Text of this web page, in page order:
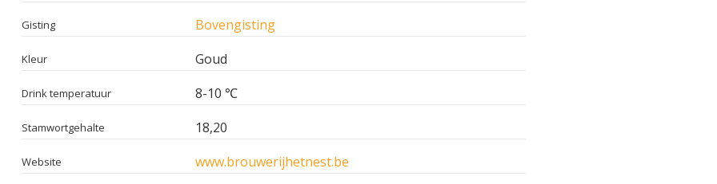
Gisting Bovengisting
Kleur Goud
Drink temperatuur 8-10 ℃
Stamwortgehalte 18,20
Website www.brouwerijhetnest.be